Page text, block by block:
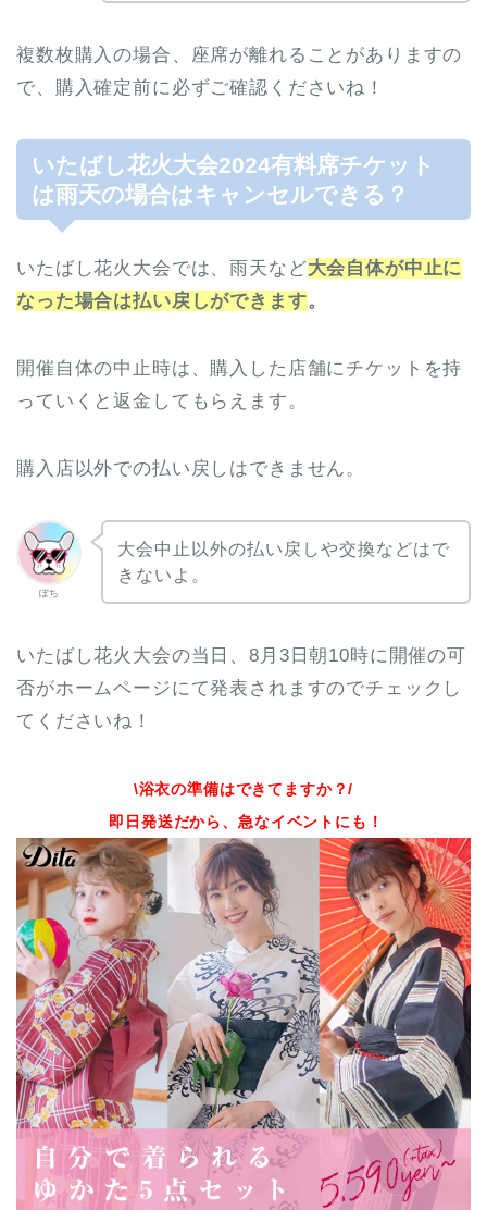
複数枚購入の場合、座席が離れることがありますの
で、購入確定前に必ずご確認くださいね！
いたばし花火大会2024有料席チケット
は雨天の場合はキャンセルできる？
いたばし花火大会では、雨天など大会自体が中止に
なった場合は払い戻しができます。
開催自体の中止時は、購入した店舗にチケットを持
っていくと返金してもらえます。
購入店以外での払い戻しはできません。
ぽち
大会中止以外の払い戻しや交換などはで
きないよ。
いたばし花火大会の当日、8月3日朝10時に開催の可
否がホームページにて発表されますのでチェックし
てくださいね！
\浴衣の準備はできてますか？/
即日発送だから、急なイベントにも！